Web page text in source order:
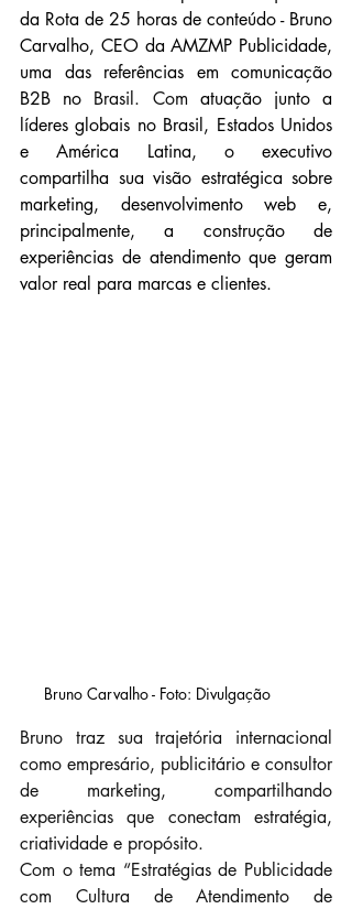
da Rota de 25 horas de conteúdo - Bruno
Carvalho, CEO da AMZMP Publicidade,
uma das referências em comunicação
B2B no Brasil. Com atuação junto a
líderes globais no Brasil, Estados Unidos
e América Latina, o executivo
compartilha sua visão estratégica sobre
marketing, desenvolvimento web e,
principalmente, a construção de
experiências de atendimento que geram
valor real para marcas e clientes.
Bruno traz sua trajetória internacional
como empresário, publicitário e consultor
de marketing, compartilhando
experiências que conectam estratégia,
criatividade e propósito.
Com o tema “Estratégias de Publicidade
com Cultura de Atendimento de